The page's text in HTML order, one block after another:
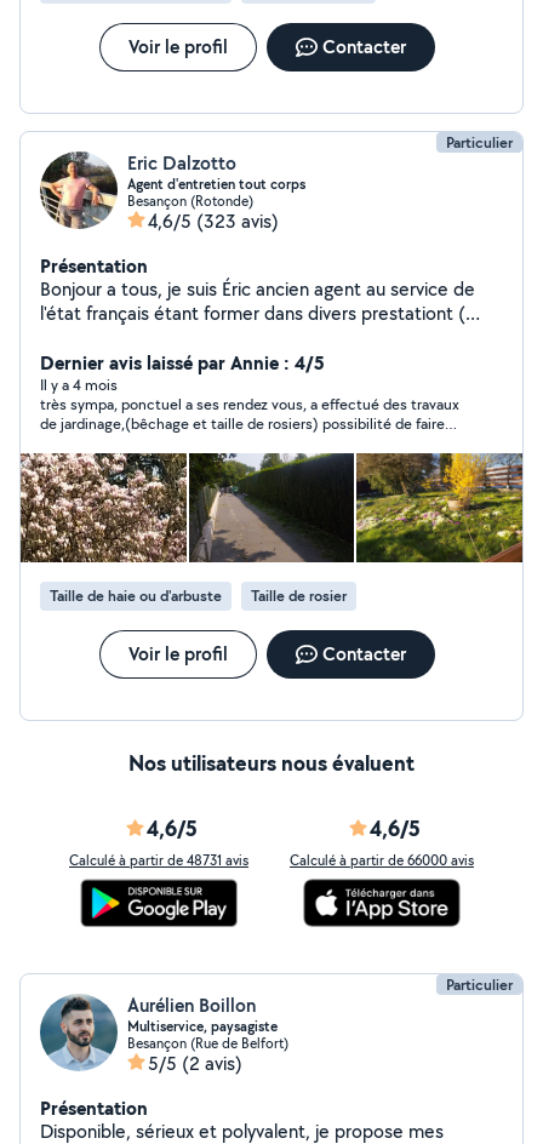
Voir le profil Contacter
Particulier
Eric Dalzotto
Agent d'entretien tout corps
Besançon (Rotonde)
4,6/5 (323 avis)
Présentation
Bonjour a tous, je suis Éric ancien agent au service de
l'état français étant former dans divers prestationt (
paysagers, demenagement...),je suis honnête et
correct, je suis a votre service.atout heure réparation
tondeuse tronçonneuse débroussailleuse me contacter
par téléphone merci à tous n'hésitez pas à me
contacter je serai heureux de répondre si c'est certain
travaux font partie de mes cordes étant honnête je ne
fais pas ce que je ne sais pas faire je pense pour moi
être une honnêteté et une confiance pour la
communauté allô voisin cordialement bien à vous je suis
disponible 24 heures sur 24 7 jours sur 7 merci à vous
tous
Dernier avis laissé par Annie : 4/5
Il y a 4 mois
très sympa, ponctuel a ses rendez vous, a effectué des travaux
de jardinage,(bêchage et taille de rosiers) possibilité de faire
Taille de haie ou d'arbuste Taille de rosier
Voir le profil Contacter
Nos utilisateurs nous évaluent
4,6/5
Calculé à partir de 48731 avis
4,6/5
Calculé à partir de 66000 avis
Particulier
Aurélien Boillon
Multiservice, paysagiste
Besançon (Rue de Belfort)
5/5 (2 avis)
Présentation
Disponible, sérieux et polyvalent, je propose mes